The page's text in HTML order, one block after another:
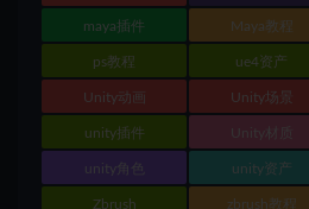
maya插件 Maya教程
ps教程 ue4资产
Unity动画 Unity场景
unity插件 Unity材质
unity角色 unity资产
Zbrush zbrush教程